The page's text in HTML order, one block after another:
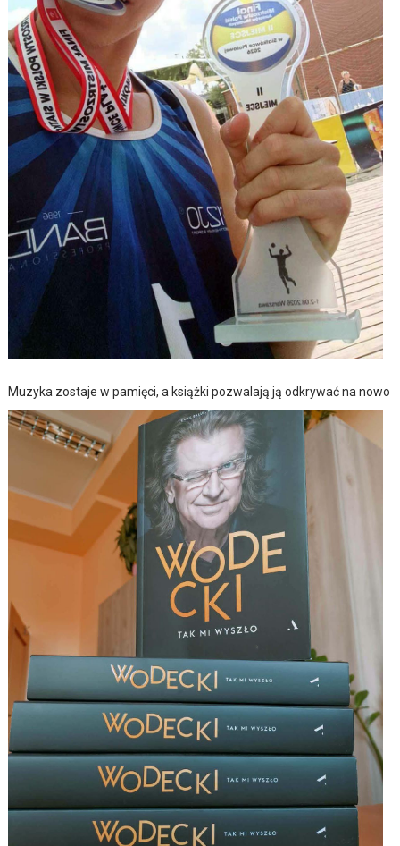
Muzyka zostaje w pamięci, a książki pozwalają ją odkrywać na nowo